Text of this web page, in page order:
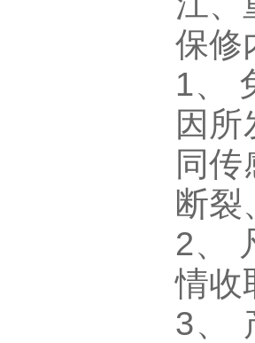
保修
1、
因
同
断裂
2、
情收
3、